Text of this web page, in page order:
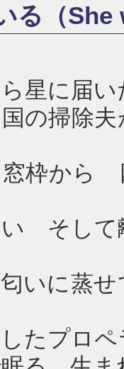
る（
星に届い
の掃除
枠から
い そして
匂いに蒸
たプロ